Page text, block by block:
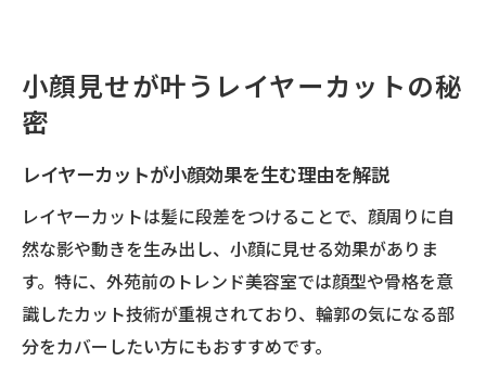
小顔見せが叶うレイヤーカットの秘
密
レイヤーカットが小顔効果を生む理由を解説
レイヤーカットは髪に段差をつけることで、顔周りに自
然な影や動きを生み出し、小顔に見せる効果がありま
す。特に、外苑前のトレンド美容室では顔型や骨格を意
識したカット技術が重視されており、輪郭の気になる部
分をカバーしたい方にもおすすめです。